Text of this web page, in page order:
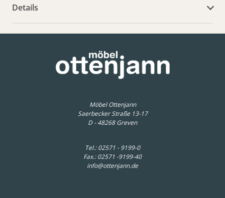
Details
Möbel Ottenjann
Saerbecker Straße 13-17
D - 48268 Greven
Tel.:02571 - 9199-0
Fax.: 02571 -9199-40
info@ottenjann.de